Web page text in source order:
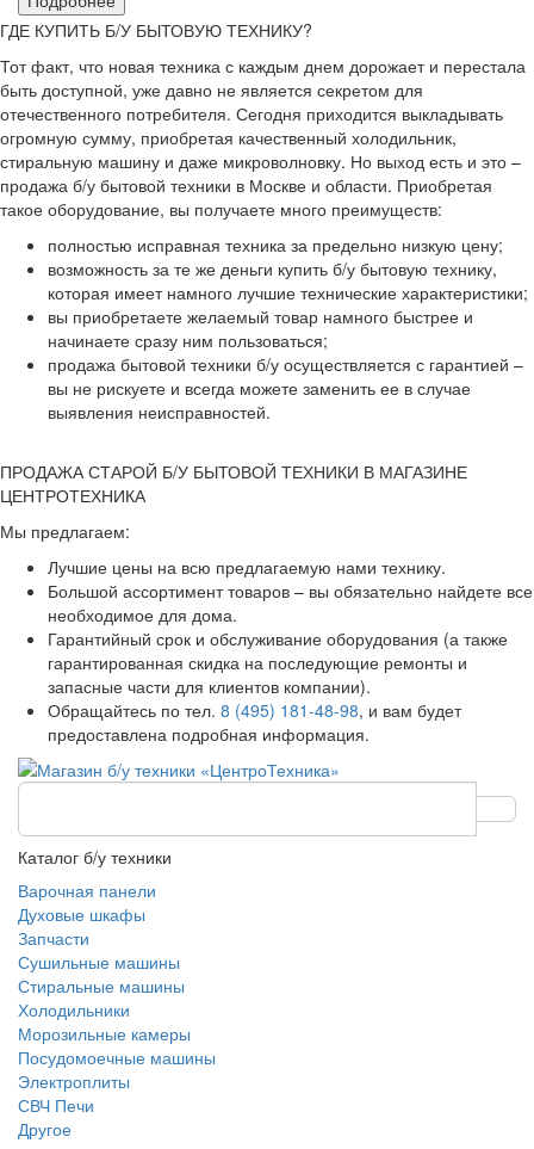
ГДЕ КУПИТЬ Б/У БЫТОВУЮ ТЕХНИКУ?
Тот факт, что новая техника с каждым днем дорожает и перестала
быть доступной, уже давно не является секретом для
отечественного потребителя. Сегодня приходится выкладывать
огромную сумму, приобретая качественный холодильник,
стиральную машину и даже микроволновку. Но выход есть и это –
продажа б/у бытовой техники в Москве и области. Приобретая
такое оборудование, вы получаете много преимуществ:
полностью исправная техника за предельно низкую цену;
возможность за те же деньги купить б/у бытовую технику,
которая имеет намного лучшие технические характеристики;
вы приобретаете желаемый товар намного быстрее и
начинаете сразу ним пользоваться;
продажа бытовой техники б/у осуществляется с гарантией –
вы не рискуете и всегда можете заменить ее в случае
выявления неисправностей.
ПРОДАЖА СТАРОЙ Б/У БЫТОВОЙ ТЕХНИКИ В МАГАЗИНЕ
ЦЕНТРОТЕХНИКА
Мы предлагаем:
Лучшие цены на всю предлагаемую нами технику.
Большой ассортимент товаров – вы обязательно найдете все
необходимое для дома.
Гарантийный срок и обслуживание оборудования (а также
гарантированная скидка на последующие ремонты и
запасные части для клиентов компании).
Обращайтесь по тел. 8 (495) 181-48-98, и вам будет
предоставлена подробная информация.
Каталог б/у техники
Варочная панели
Духовые шкафы
Запчасти
Сушильные машины
Стиральные машины
Холодильники
Морозильные камеры
Посудомоечные машины
Электроплиты
СВЧ Печи
Другое